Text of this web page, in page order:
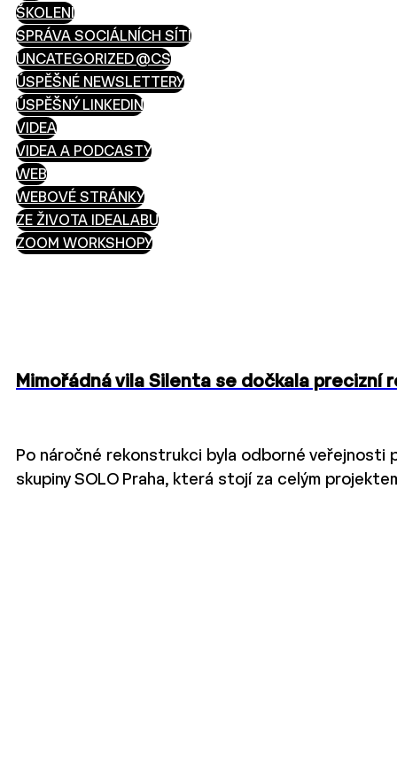
ŠKOLENÍ
SPRÁVA SOCIÁLNÍCH SÍTÍ
UNCATEGORIZED @CS
ÚSPĚŠNÉ NEWSLETTERY
ÚSPĚŠNÝ LINKEDIN
VIDEA
VIDEA A PODCASTY
WEB
WEBOVÉ STRÁNKY
ZE ŽIVOTA IDEALABU
ZOOM WORKSHOPY
Mimořádná vila Silenta se dočkala precizní
Po náročné rekonstrukci byla odborné veřejnosti
skupiny SOLO Praha, která stojí za celým